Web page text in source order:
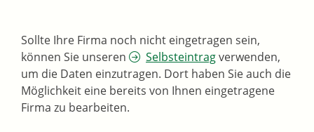
Sollte Ihre Firma noch nicht eingetragen sein,
können Sie unseren
Selbsteintragverwenden,
um die Daten einzutragen. Dort haben Sie auch die
Möglichkeit eine bereits von Ihnen eingetragene
Firma zu bearbeiten.